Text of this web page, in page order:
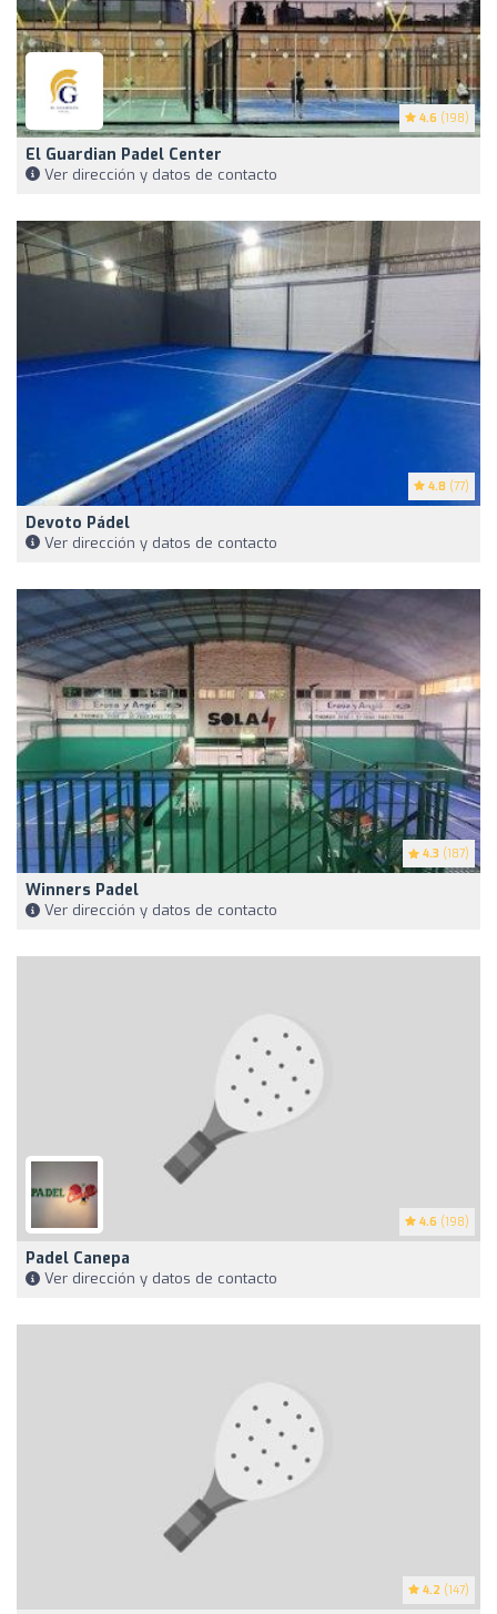
4.6 (198)
El Guardian Padel Center
Ver dirección y datos de contacto
4.8 (77)
Devoto Pádel
Ver dirección y datos de contacto
4.3 (187)
Winners Padel
Ver dirección y datos de contacto
4.6 (198)
Padel Canepa
Ver dirección y datos de contacto
4.2 (147)